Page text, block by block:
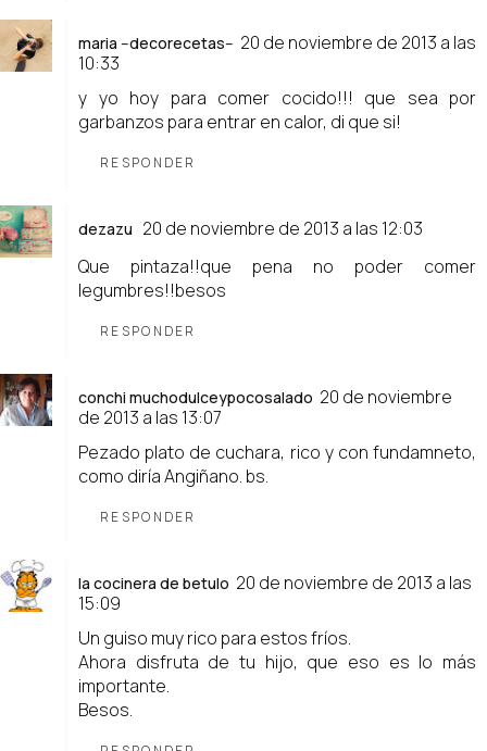
maria --decorecetas-- 20 de noviembre de 2013 a las
10:33
y yo hoy para comer cocido!!! que sea por
garbanzos para entrar en calor, di que si!
RESPONDER
dezazu 20 de noviembre de 2013 a las 12:03
Que pintaza!!que pena no poder comer
legumbres!!besos
RESPONDER
conchi muchodulceypocosalado 20 de noviembre
de 2013 a las 13:07
Pezado plato de cuchara, rico y con fundamneto,
como diría Angiñano. bs.
RESPONDER
la cocinera de betulo 20 de noviembre de 2013 a las
15:09
Un guiso muy rico para estos fríos.
Ahora disfruta de tu hijo, que eso es lo más
importante.
Besos.